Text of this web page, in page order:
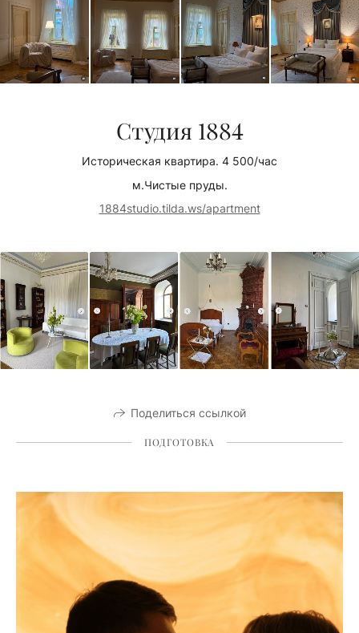
Студия 1884
Историческая квартира. 4 500/час
м.Чистые пруды.
1884studio.tilda.ws/apartment
Поделиться ссылкой
ПОДГОТОВКА